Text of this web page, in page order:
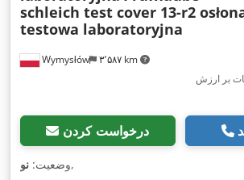
Wymysłów ۳٬۵۸۷ km
schleich test cover 13-r2
testowa laboratoryjna
بر ارزش
درخواست کردن
وضعیت: نو ,